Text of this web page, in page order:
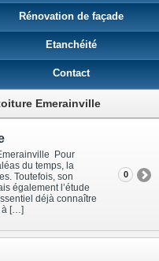
Rénovation de façade
Etanchéité
Contact
Emerainville
Pour
du temps, la
Toutefois, son
également l’étude
déjà connaître
à […]
0